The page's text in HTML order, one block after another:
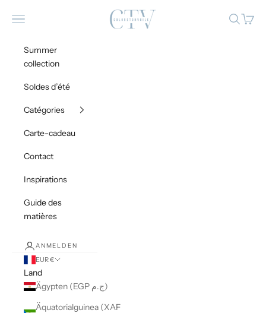
Coloretonvoile
Menü Suchen
Summer
collection
Soldes d’été
Catégories
Carte-cadeau
Contact
Inspirations
Guide des
matières
ANMELDEN
EUR €
Land
Ägypten (EGP ج.م)
Äquatorialguinea (XAF